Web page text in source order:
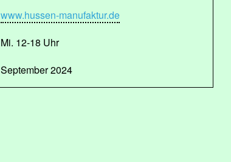
www.hussen-manufaktur.de
Mi. 12-18 Uhr
September 2024